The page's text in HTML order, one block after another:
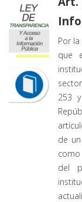
Por
que
253
de
del